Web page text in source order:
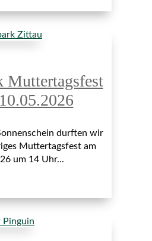
Muttertagsfest
durften wir
Muttertagsfest am
um 14 Uhr...